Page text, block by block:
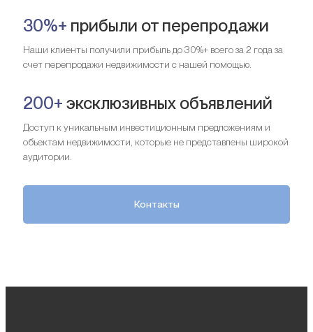
30%+ прибыли от перепродажи
Наши клиенты получили прибыль до 30%+ всего за 2 года за
счет перепродажи недвижимости с нашей помощью.
200+ эксклюзивных объявлений
Доступ к уникальным инвестиционным предложениям и
объектам недвижимости, которые не представлены широкой
аудитории.
Контакты